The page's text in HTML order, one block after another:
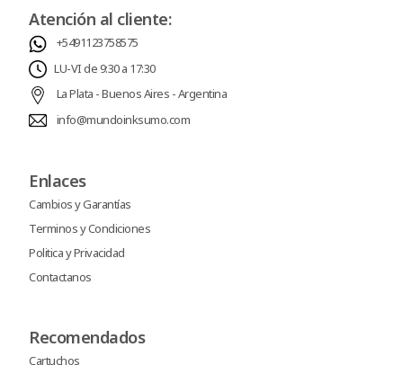
Atención al cliente:
+5491123758575
LU-VI de 9:30 a 17:30
La Plata - Buenos Aires - Argentina
info@mundoinksumo.com
Enlaces
Cambios y Garantías
Terminos y Condiciones
Politica y Privacidad
Contactanos
Recomendados
Cartuchos